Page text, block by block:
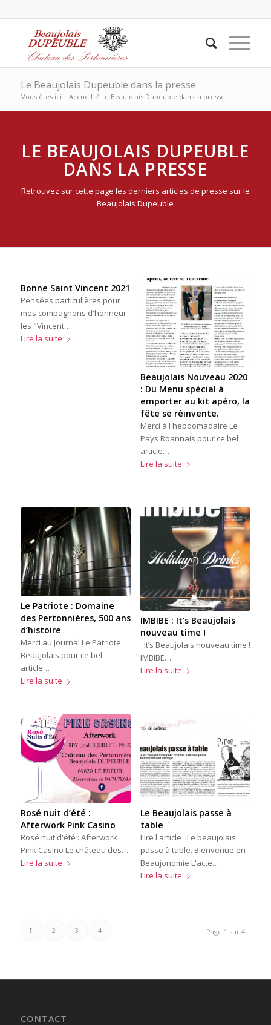
Le Beaujolais Dupeuble dans la presse
Vous êtes ici : Accueil / Le Beaujolais Dupeuble dans la presse
LE BEAUJOLAIS DUPEUBLE
DANS LA PRESSE
Retrouvez sur cette page les derniers articles de presse sur le
Beaujolais Dupeuble
Bonne Saint Vincent 2021
Pensées particulières pour
mes compagnons d'honneur
les "Vincent…
Lire la suite
Beaujolais Nouveau 2020
: Du Menu spécial à
emporter au kit apéro, la
fête se réinvente.
Merci à l hebdomadaire Le
Pays Roannais pour ce bel
article…
Lire la suite
Le Patriote : Domaine
des Pertonnières, 500 ans
d’histoire
Merci au Journal Le Patriote
Beaujolais pour ce bel
article…
Lire la suite
IMBIBE : It’s Beaujolais
nouveau time !
It’s Beaujolais nouveau time !
IMBIBE…
Lire la suite
Rosé nuit d’été :
Afterwork Pink Casino
Rosé nuit d'été : Afterwork
Pink Casino Le château des…
Lire la suite
Le Beaujolais passe à
table
Lire l'article : Le beaujolais
passe à table. Bienvenue en
Beaujonomie L'acte…
Lire la suite
Page 1 sur 4
1 2 3 4
CONTACT